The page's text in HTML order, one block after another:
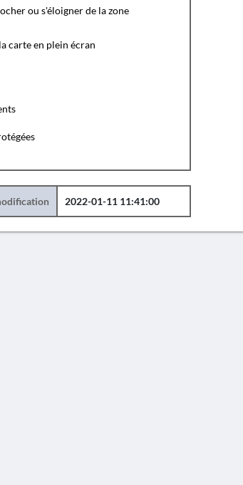
ou s'éloigner de la zone
carte en plein écran
2022-01-11 11:41:00